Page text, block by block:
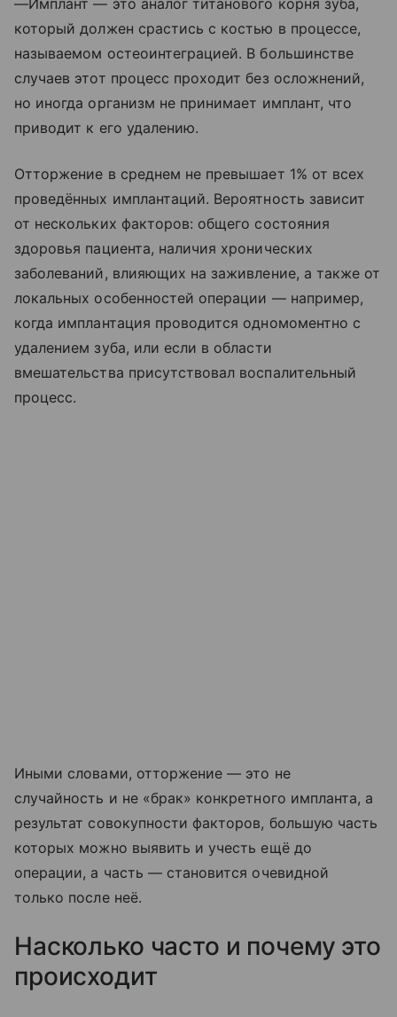
—Имплант — это аналог титанового корня зуба,
который должен срастись с костью в процессе,
называемом остеоинтеграцией. В большинстве
случаев этот процесс проходит без осложнений,
но иногда организм не принимает имплант, что
приводит к его удалению.
Отторжение в среднем не превышает 1% от всех
проведённых имплантаций. Вероятность зависит
от нескольких факторов: общего состояния
здоровья пациента, наличия хронических
заболеваний, влияющих на заживление, а также от
локальных особенностей операции — например,
когда имплантация проводится одномоментно с
удалением зуба, или если в области
вмешательства присутствовал воспалительный
процесс.
Иными словами, отторжение — это не
случайность и не «брак» конкретного импланта, а
результат совокупности факторов, большую часть
которых можно выявить и учесть ещё до
операции, а часть — становится очевидной
только после неё.
Насколько часто и почему это
происходит